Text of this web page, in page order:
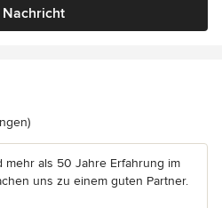
Nachricht
4.7 von 5 Sternen
als 50 Jahre Erfahrung im
uns zu einem guten Partner.